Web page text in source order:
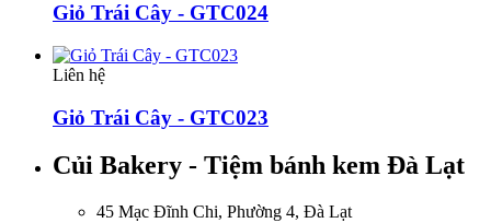
Giỏ Trái Cây - GTC024
Liên hệ
Giỏ Trái Cây - GTC023
Củi Bakery - Tiệm bánh kem Đà Lạt
45 Mạc Đĩnh Chi, Phường 4, Đà Lạt